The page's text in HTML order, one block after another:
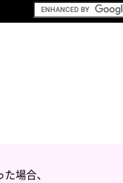
場合、